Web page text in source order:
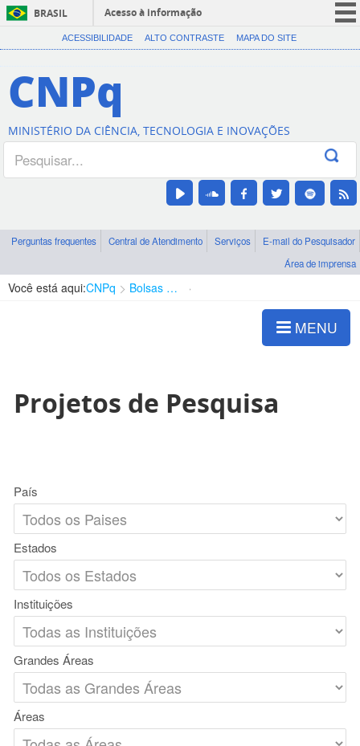
BRASIL
Acesso à informação
CORONAVÍRUS (COVID-19)
Canais
ACESSIBILIDADE ALTO CONTRASTE MAPA DO SITE
CNPq
MINISTÉRIO DA CIÊNCIA, TECNOLOGIA E INOVAÇÕES
Perguntas frequentes Central de Atendimento Serviços
E-mail do Pesquisador
Área de imprensa
Você está aqui:CNPq Bolsas e Auxílios Vigentes
MENU
Projetos de Pesquisa
País
Estados
Instituições
Grandes Áreas
Áreas